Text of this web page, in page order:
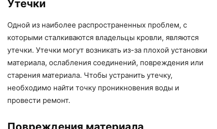
Утечки
Одной из наиболее распространенных проблем, с
которыми сталкиваются владельцы кровли, являются
утечки. Утечки могут возникать из-за плохой установки
материала, ослабления соединений, повреждения или
старения материала. Чтобы устранить утечку,
необходимо найти точку проникновения воды и
провести ремонт.